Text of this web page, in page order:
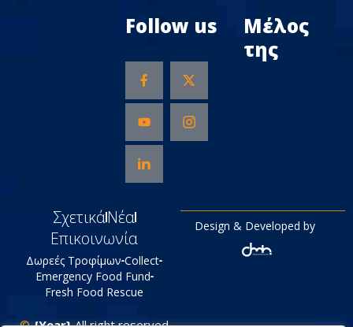
Follow us
Μέλος
της
ΣχετικάΝέα
Επικοινωνία
Δωρεές Τροφίμων Collect
Emergency Food Fund
Fresh Food Rescue
Design & Developed by